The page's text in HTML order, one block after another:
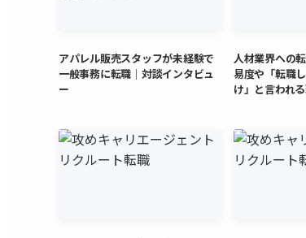
アパレル販売スタッフが未経験で
一般事務に転職｜対談インタビュ
ー
人材業界への
易度や「転職
け」と言われ